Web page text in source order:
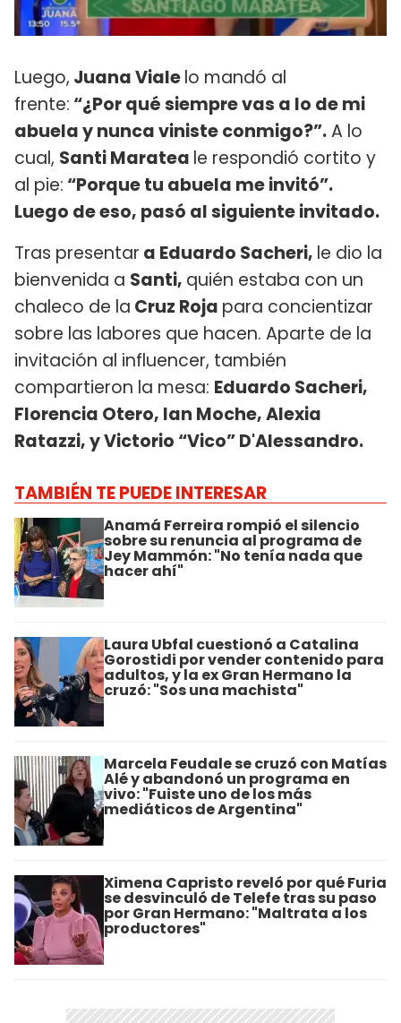
Luego, Juana Vialelo mandó al
frente: “¿Por qué siempre vas a lo de mi
abuela y nunca viniste conmigo?”.A lo
cual, Santi Maratea le respondió cortito y
al pie: “Porque tu abuela me invitó”.
Luego de eso, pasó al siguiente invitado.
Tras presentar a Eduardo Sacheri, le dio la
bienvenida a Santi, quién estaba con un
chaleco de la Cruz Roja para concientizar
sobre las labores que hacen. Aparte de la
invitación al influencer, también
compartieron la mesa: Eduardo Sacheri,
Florencia Otero, Ian Moche, Alexia
Ratazzi, y Victorio “Vico” D'Alessandro.
TAMBIÉN TE PUEDE INTERESAR
Anamá Ferreira rompió el silencio
sobre su renuncia al programa de
Jey Mammón: "No tenía nada que
hacer ahí"
Laura Ubfal cuestionó a Catalina
Gorostidi por vender contenido para
adultos, y la ex Gran Hermano la
cruzó: "Sos una machista"
Marcela Feudale se cruzó con Matías
Alé y abandonó un programa en
vivo: "Fuiste uno de los más
mediáticos de Argentina"
Ximena Capristo reveló por qué Furia
se desvinculó de Telefe tras su paso
por Gran Hermano: "Maltrata a los
productores"